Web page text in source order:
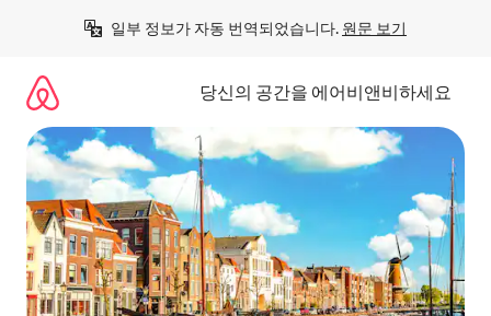
일부 정보가 자동 번역되었습니다. 원문 보기
당신의 공간을 에어비앤비하세요